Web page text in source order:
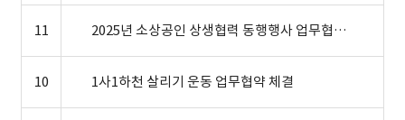
11 2025년 소상공인 상생협력 동행행사 업무협약 체결
10 1사1하천 살리기 운동 업무협약 체결